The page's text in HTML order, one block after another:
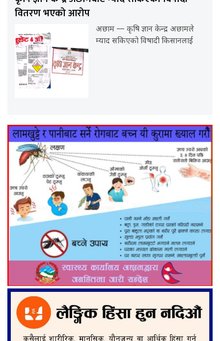
वितरण भएको आरोप
अछाम — कृषि ज्ञान केन्द्र अछामले
म्याद सकिएको विषादी किसानलाई